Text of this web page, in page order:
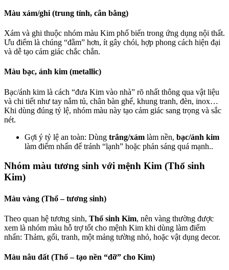
Màu xám/ghi (trung tính, cân bằng)
Xám và ghi thuộc nhóm màu Kim phổ biến trong ứng dụng nội thất.
Ưu điểm là chúng “đằm” hơn, ít gây chói, hợp phong cách hiện đại
và dễ tạo cảm giác chắc chắn.
Màu bạc, ánh kim (metallic)
Bạc/ánh kim là cách “đưa Kim vào nhà” rõ nhất thông qua vật liệu
và chi tiết như tay nắm tủ, chân bàn ghế, khung tranh, đèn, inox…
Khi dùng đúng tỷ lệ, nhóm màu này tạo cảm giác sang trọng và sắc
nét.
Gợi ý tỷ lệ an toàn: Dùng trắng/xám làm nền, bạc/ánh kim
làm điểm nhấn để tránh “lạnh” hoặc phản sáng quá mạnh..
Nhóm màu tương sinh với mệnh Kim (Thổ sinh
Kim)
Màu vàng (Thổ – tương sinh)
Theo quan hệ tương sinh, Thổ sinh Kim, nên vàng thường được
xem là nhóm màu hỗ trợ tốt cho mệnh Kim khi dùng làm điểm
nhấn: Thảm, gối, tranh, một mảng tường nhỏ, hoặc vật dụng decor.
Màu nâu đất (Thổ – tạo nền “đỡ” cho Kim)